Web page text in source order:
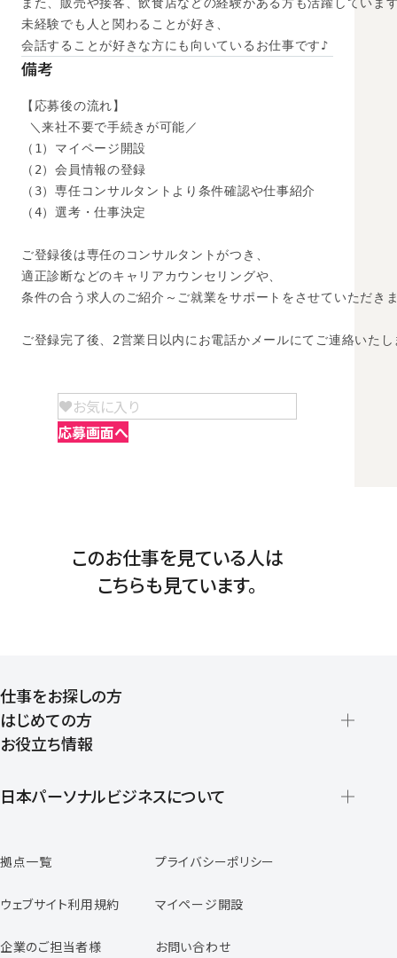
未経験でも人と関わることが好き、
会話することが好きな方にも向いているお仕事です♪
備考
【応募後の流れ】
＼来社不要で手続きが可能／
（1）マイページ開設
（2）会員情報の登録
（3）専任コンサルタントより条件確認や仕事紹介
（4）選考・仕事決定
ご登録後は専任のコンサルタントがつき、
適正診断などのキャリアカウンセリングや、
条件の合う求人のご紹介～ご就業をサポートをさせていただき
ご登録完了後、2営業日以内にお電話かメールにてご連絡いたし
お気に入り
応募画面へ
このお仕事を見ている人は
こちらも見ています。
仕事をお探しの方
はじめての方
登録から就業開始までの流れ
お役立ち情報
日本パーソナルビジネスについて
スタッフの声
専任コンサルタントの声
福利厚生のご案内
拠点一覧 プライバシーポリシー
ウェブサイト利用規約 マイページ開設
企業のご担当者様 お問い合わせ